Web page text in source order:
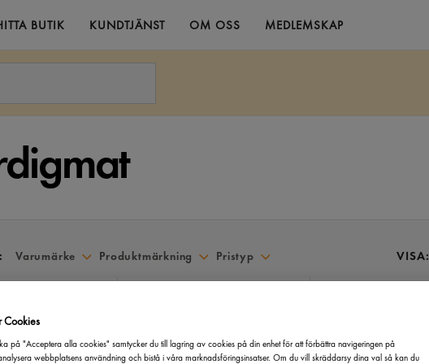
BUTIK KUNDTJÄNST OM OSS MEDLEMSKAP
Varumärke Produktmärkning Pristyp VISA:
Ekologiska
Kidneybönor Röda
La Masseria2,6/1,5
Felix2.9kg
Cookies
på "Acceptera alla cookies" samtycker du till lagring av cookies på din enhet för att förbättra navigeringen på
webbplatsens användning och bistå i våra marknadsföringsinsatser. Om du vill skräddarsy dina val så kan du